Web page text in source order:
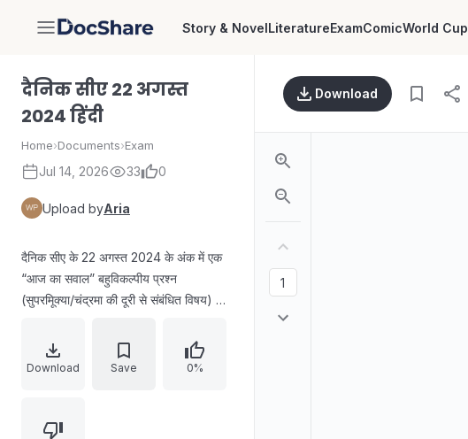
DocShare Story & NovelLiteratureExamComicWorld Cup
दैनिक सीए 22 अगस्त
2024 हिंदी
Home›Documents›Exam
Jul 14, 2026 33 0
Upload byAria
दैनिक सीए के 22 अगस्त 2024 के अंक में एक
“आज का सवाल” बहुविकल्पीय प्रश्न
(सुपरमूिक्या/चंद्रमा की दूरी से संबंधित विषय) और
याद में अंतरराष्ट्रीय दिवस, 2019 में संयुक्त
राष्ट्र महासभा के निर्णय, आरबीआई के 90 क्विज़,
संघ क्षेत्रीय सम्मेलन जैसी मुख्य सुर्खियाँ शामिल
Download Save 0%
Download